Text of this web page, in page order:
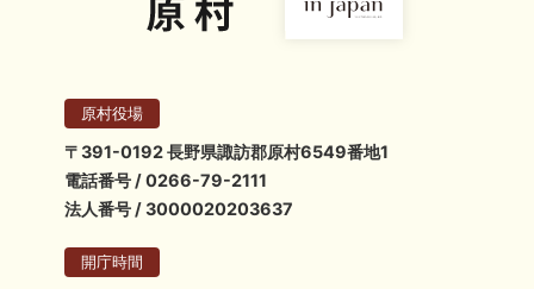
原村役場
〒391-0192 長野県諏訪郡原村6549番地1
電話番号 / 0266-79-2111
法人番号 / 3000020203637
開庁時間